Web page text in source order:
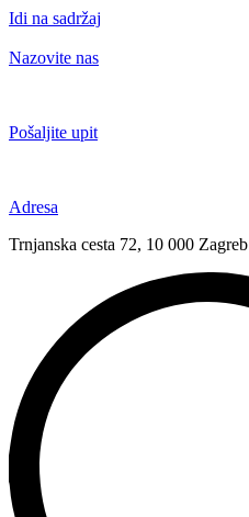
Idi na sadržaj
Nazovite nas
Pošaljite upit
Adresa
Trnjanska cesta 72, 10 000 Zagreb